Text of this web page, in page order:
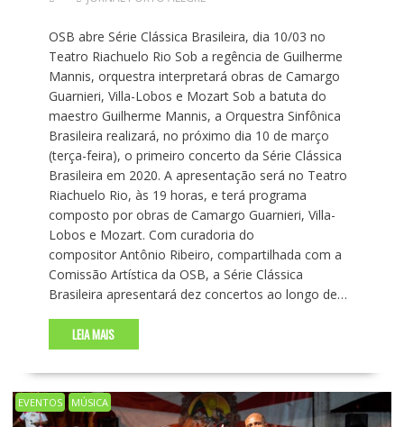
OSB abre Série Clássica Brasileira, dia 10/03 no
Teatro Riachuelo Rio Sob a regência de Guilherme
Mannis, orquestra interpretará obras de Camargo
Guarnieri, Villa-Lobos e Mozart Sob a batuta do
maestro Guilherme Mannis, a Orquestra Sinfônica
Brasileira realizará, no próximo dia 10 de março
(terça-feira), o primeiro concerto da Série Clássica
Brasileira em 2020. A apresentação será no Teatro
Riachuelo Rio, às 19 horas, e terá programa
composto por obras de Camargo Guarnieri, Villa-
Lobos e Mozart. Com curadoria do
compositor Antônio Ribeiro, compartilhada com a
Comissão Artística da OSB, a Série Clássica
Brasileira apresentará dez concertos ao longo de…
LEIA MAIS
EVENTOS MÚSICA